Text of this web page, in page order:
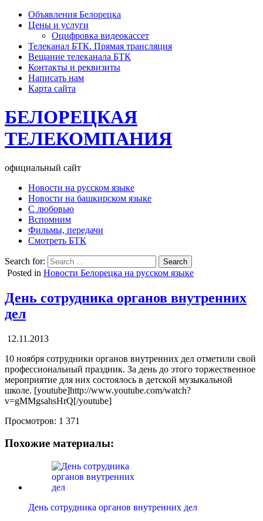
Объявления Белорецка
Цены и услуги
Оцифровка видеокассет
Телеканал БТК. Прямая трансляция
Вещание телеканала БТК
Контакты и реквизиты
Написать нам
Карта сайта
БЕЛОРЕЦКАЯ
ТЕЛЕКОМПАНИЯ
официальный сайт
Новости на русском языке
Новости на башкирском языке
С любовью
Вспомним
Фильмы, передачи
Смотреть БТК
Search for:
Posted in Новости Белорецка на русском языке
День сотрудника органов внутренних
дел
12.11.2013
10 ноября сотрудники органов внутренних дел отметили свой
профессиональный праздник. За день до этого торжественное
мероприятие для них состоялось в детской музыкальной
школе. [youtube]http://www.youtube.com/watch?
v=gMMgsahsHrQ[/youtube]
Просмотров: 1 371
Похожие материалы:
День сотрудника органов внутренних дел